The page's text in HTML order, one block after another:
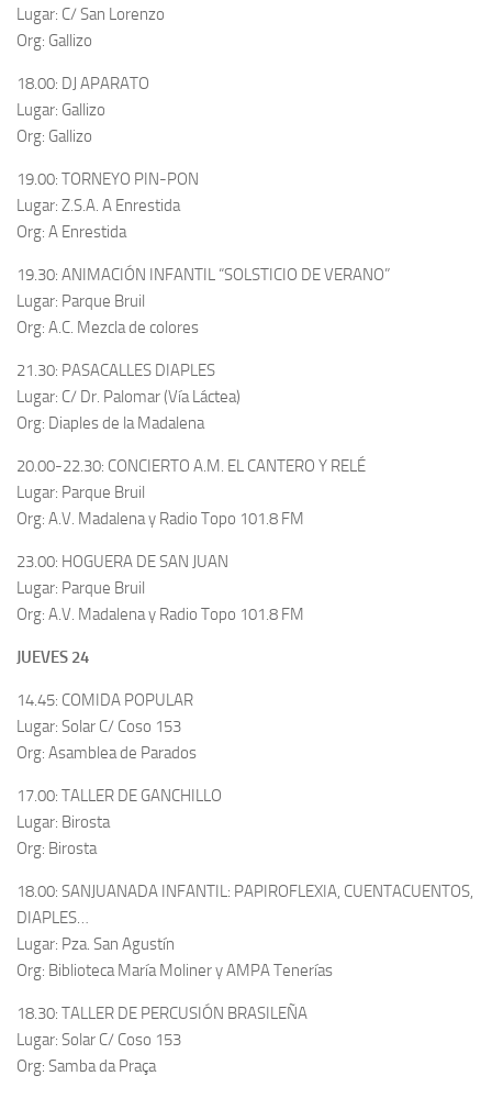
Lugar: C/ San Lorenzo
Org: Gallizo
18.00: DJ APARATO
Lugar: Gallizo
Org: Gallizo
19.00: TORNEYO PIN-PON
Lugar: Z.S.A. A Enrestida
Org: A Enrestida
19.30: ANIMACIÓN INFANTIL “SOLSTICIO DE VERANO”
Lugar: Parque Bruil
Org: A.C. Mezcla de colores
21.30: PASACALLES DIAPLES
Lugar: C/ Dr. Palomar (Vía Láctea)
Org: Diaples de la Madalena
20.00-22.30: CONCIERTO A.M. EL CANTERO Y RELÉ
Lugar: Parque Bruil
Org: A.V. Madalena y Radio Topo 101.8 FM
23.00: HOGUERA DE SAN JUAN
Lugar: Parque Bruil
Org: A.V. Madalena y Radio Topo 101.8 FM
JUEVES 24
14.45: COMIDA POPULAR
Lugar: Solar C/ Coso 153
Org: Asamblea de Parados
17.00: TALLER DE GANCHILLO
Lugar: Birosta
Org: Birosta
18.00: SANJUANADA INFANTIL: PAPIROFLEXIA, CUENTACUENTOS,
DIAPLES…
Lugar: Pza. San Agustín
Org: Biblioteca María Moliner y AMPA Tenerías
18.30: TALLER DE PERCUSIÓN BRASILEÑA
Lugar: Solar C/ Coso 153
Org: Samba da Praça